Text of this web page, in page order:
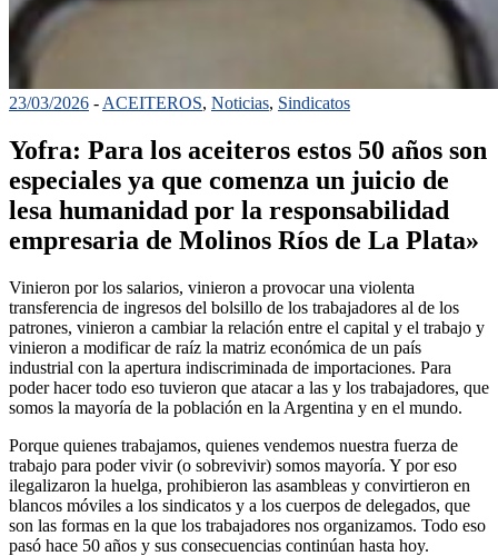
23/03/2026 - ACEITEROS, Noticias, Sindicatos
Yofra: Para los aceiteros estos 50 años son
especiales ya que comenza un juicio de
lesa humanidad por la responsabilidad
empresaria de Molinos Ríos de La Plata»
Vinieron por los salarios, vinieron a provocar una violenta
transferencia de ingresos del bolsillo de los trabajadores al de los
patrones, vinieron a cambiar la relación entre el capital y el trabajo y
vinieron a modificar de raíz la matriz económica de un país
industrial con la apertura indiscriminada de importaciones. Para
poder hacer todo eso tuvieron que atacar a las y los trabajadores, que
somos la mayoría de la población en la Argentina y en el mundo.
Porque quienes trabajamos, quienes vendemos nuestra fuerza de
trabajo para poder vivir (o sobrevivir) somos mayoría. Y por eso
ilegalizaron la huelga, prohibieron las asambleas y convirtieron en
blancos móviles a los sindicatos y a los cuerpos de delegados, que
son las formas en la que los trabajadores nos organizamos. Todo eso
pasó hace 50 años y sus consecuencias continúan hasta hoy.